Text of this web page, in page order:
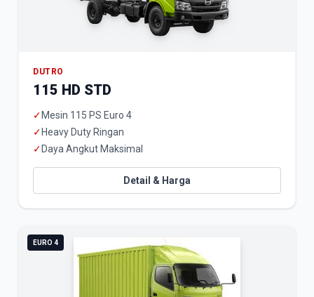
DUTRO
115 HD STD
✓ Mesin 115 PS Euro 4
✓ Heavy Duty Ringan
✓ Daya Angkut Maksimal
Detail & Harga
EURO 4